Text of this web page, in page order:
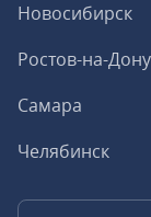
Новосибирск
Ростов-на-Дону
Самара
Челябинск